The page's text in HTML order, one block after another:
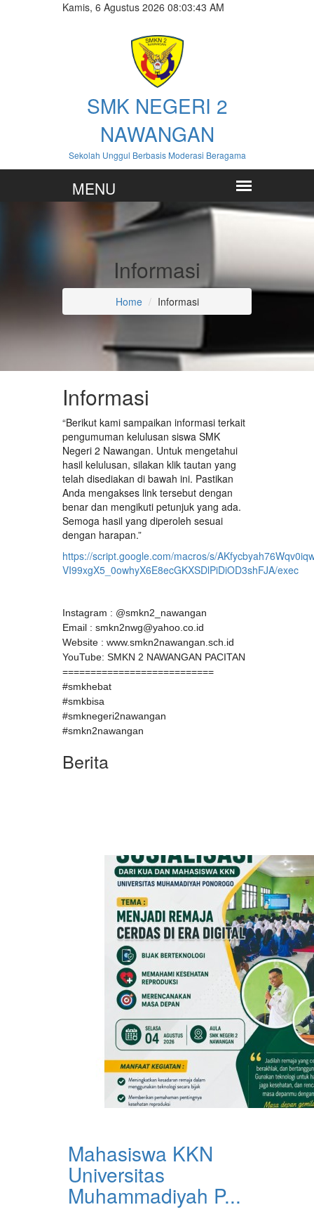
Kamis, 6 Agustus 2026 08:03:45 AM
SMK NEGERI 2
NAWANGAN
Sekolah Unggul Berbasis Moderasi Beragama
Informasi
Home Informasi
Informasi
“Berikut kami sampaikan informasi terkait
pengumuman kelulusan siswa SMK
Negeri 2 Nawangan. Untuk mengetahui
hasil kelulusan, silakan klik tautan yang
telah disediakan di bawah ini. Pastikan
Anda mengakses link tersebut dengan
benar dan mengikuti petunjuk yang ada.
Semoga hasil yang diperoleh sesuai
dengan harapan.”
https://script.google.com/macros/s/
VI99xgX5_0owhyX6E8ecGKXSDlPiDiOD3shFJA/exec
Instagram : @smkn2_nawangan
Email : smkn2nwg@yahoo.co.id
Website : www.smkn2nawangan.sch.id
YouTube: SMKN 2 NAWANGAN PACITAN
===========================
#smkhebat
#smkbisa
#smknegeri2nawangan
#smkn2nawangan
Berita
Mahasiswa KKN
Universitas
Muhammadiyah P...